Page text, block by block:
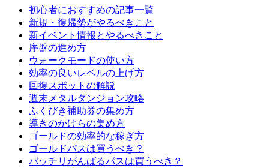
初心者におすすめの記事一覧
新規・復帰勢がやるべきこと
新イベント情報とやるべきこと
序盤の進め方
ウォークモードの使い方
効率の良いレベルの上げ方
回復スポットの解説
週末メタルダンジョン攻略
ふくびき補助券の集め方
導きのかけらの集め方
ゴールドの効率的な稼ぎ方
ゴールドパスは買うべき？
バッチリがんばるパスは買うべき？